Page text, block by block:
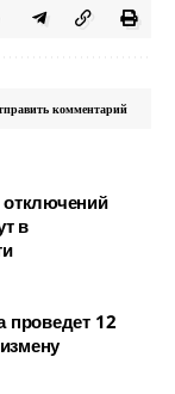
комментарий
в
проведет 12